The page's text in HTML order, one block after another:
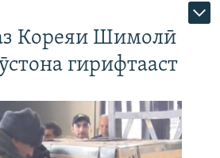
Кореяи Шимолӣ
гирифтааст